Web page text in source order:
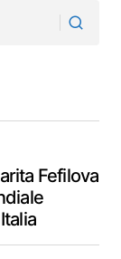
Fefilova